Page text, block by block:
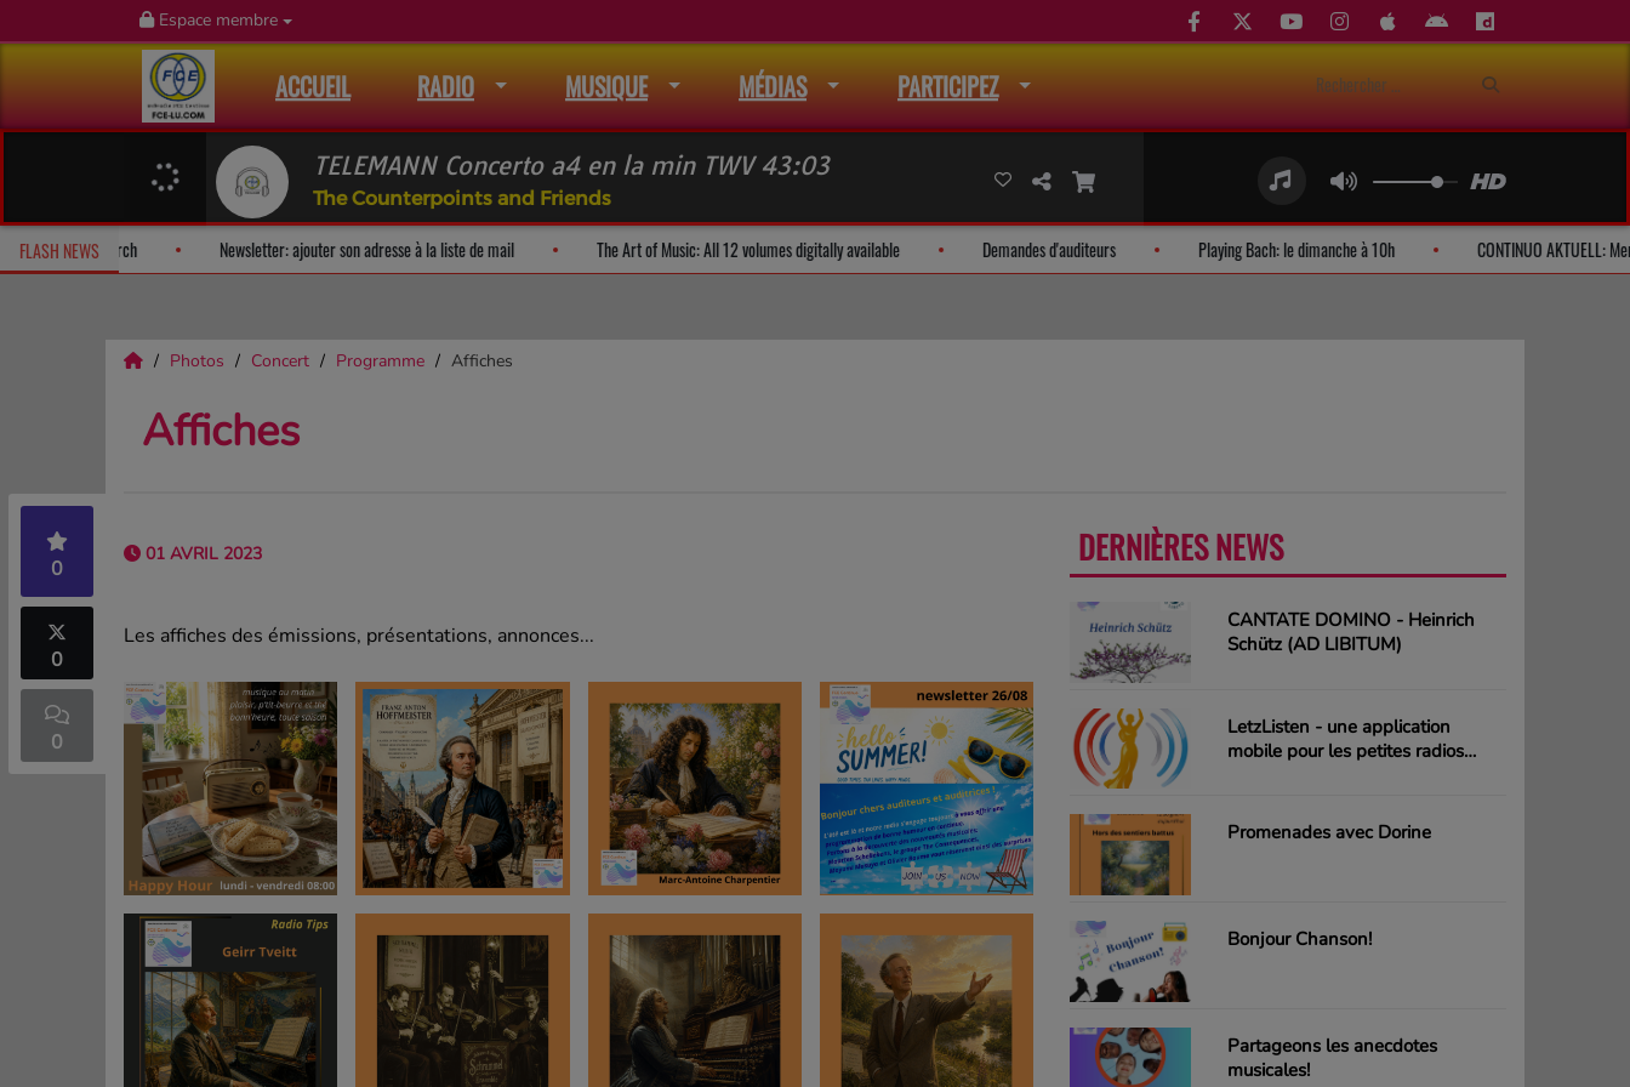
Espace membre
ACCUEIL RADIO MUSIQUE MÉDIAS PARTICIPEZ
TELEMANN Concerto a4 en la min TWV 43:03
The Counterpoints and Friends
FLASH NEWS Fan Releases & Merch Newsletter: ajouter son adresse à la liste de mail The Art of Music: All 12 volumes digitally available Demandes d'auditeurs Playing Bach: le dimanche à 10h
Photos Concert Programme Affiches
Affiches
0
0
0
01 AVRIL 2023
Les affiches des émissions, présentations, annonces...
DERNIÈRES NEWS
CANTATE DOMINO - Heinrich
Schütz (AD LIBITUM)
LetzListen - une application
mobile pour les petites radios
Promenades avec Dorine
Bonjour Chanson!
Partageons les anecdotes
musicales!